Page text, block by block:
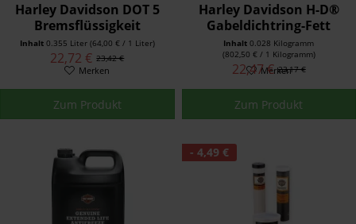
Harley Davidson DOT 5
Bremsflüssigkeit
41800220
Inhalt 0.355 Liter (64,00 € / 1 Liter)
23,42 €
22,72 €
Merken
Zum Produkt
Harley Davidson H-D®
Gabeldichtring-Fett
11300005
Inhalt0.028 Kilogramm
(802,50 € / 1 Kilogramm)
23,17 €
22,47 €Merken
Zum Produkt
- 4,49 €